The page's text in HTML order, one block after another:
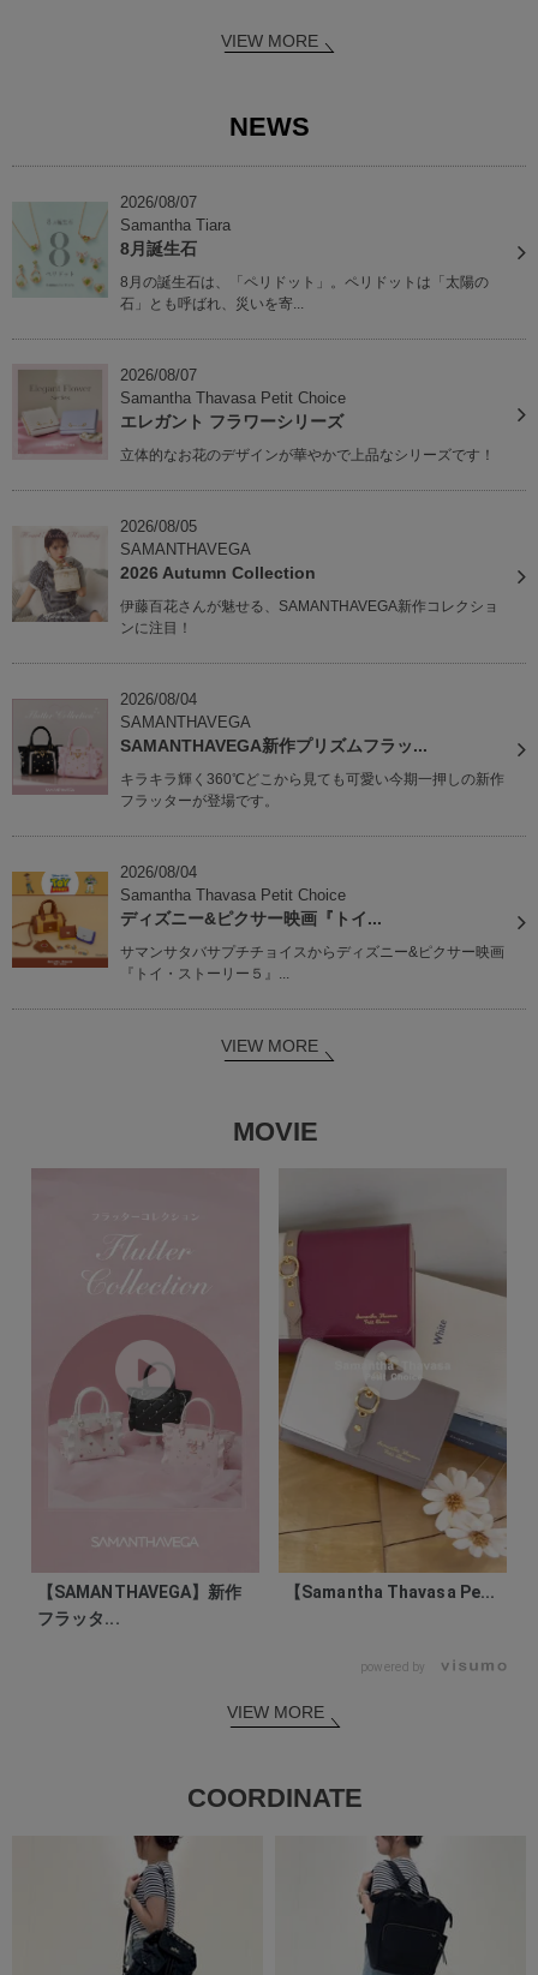
VIEW MORE
NEWS
2026/08/07
Samantha Tiara
8月誕生石
8月の誕生石は、「ペリドット」。ペリドットは「太陽の
石」とも呼ばれ、災いを寄...
2026/08/07
Samantha Thavasa Petit Choice
エレガント フラワーシリーズ
立体的なお花のデザインが華やかで上品なシリーズです！
2026/08/05
SAMANTHAVEGA
2026 Autumn Collection
伊藤百花さんが魅せる、SAMANTHAVEGA新作コレクショ
ンに注目！
2026/08/04
SAMANTHAVEGA
SAMANTHAVEGA新作プリズムフラッ...
キラキラ輝く360℃どこから見ても可愛い今期一押しの新作
フラッターが登場です。
2026/08/04
Samantha Thavasa Petit Choice
ディズニー&ピクサー映画『トイ...
サマンサタバサプチチョイスからディズニー&ピクサー映画
『トイ・ストーリー５』...
VIEW MORE
MOVIE
【SAMANTHAVEGA】新作
フラッタ...
【Samantha Thavasa Pe...
powered by
VIEW MORE
COORDINATE